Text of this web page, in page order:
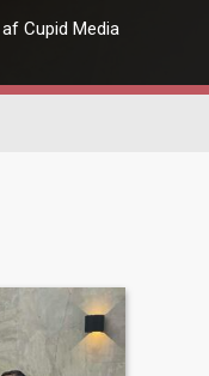
Cupid Media